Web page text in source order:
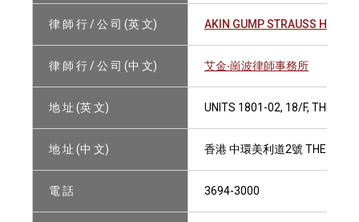
律 師 行 / 公 司 (英 文) AKIN GUMP STRAUSS HAUER
律 師 行 / 公 司 (中 文) 艾金‧崗波律師事務所
地 址 (英 文) UNITS 1801-02, 18/F, THE
地 址 (中 文) 香港 中環美利道2號 THE
電 話 3694-3000